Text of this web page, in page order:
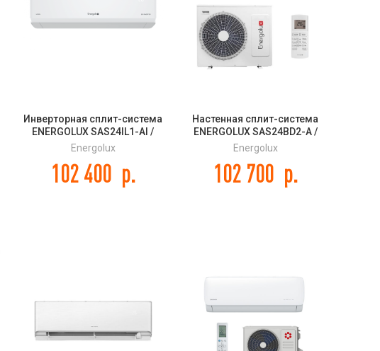
Инверторная сплит-система
ENERGOLUX SAS24IL1-AI /
SAU24IL1-AI NYON Inverter
Energolux
102 400 р.
Настенная сплит-система
ENERGOLUX SAS24BD2-A /
SAU24BD2-A BADEN 2
Energolux
102 700 р.